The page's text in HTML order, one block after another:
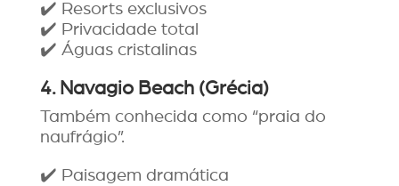
✔️ Resorts exclusivos
✔️ Privacidade total
✔️ Águas cristalinas
4. Navagio Beach (Grécia)
Também conhecida como “praia do
naufrágio”.
✔️ Paisagem dramática